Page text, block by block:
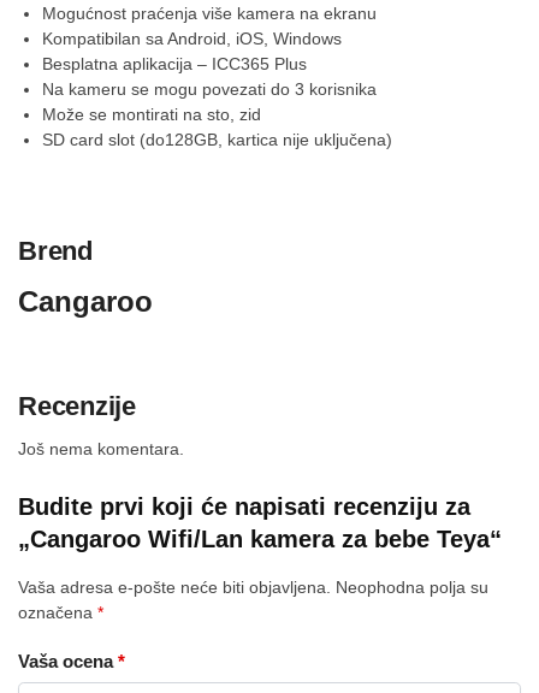
Mogućnost praćenja više kamera na ekranu
Kompatibilan sa Android, iOS, Windows
Besplatna aplikacija – ICC365 Plus
Na kameru se mogu povezati do 3 korisnika
Može se montirati na sto, zid
SD card slot (do128GB, kartica nije uključena)
Brend
Cangaroo
Recenzije
Još nema komentara.
Budite prvi koji će napisati recenziju za
„Cangaroo Wifi/Lan kamera za bebe Teya“
Vaša adresa e-pošte neće biti objavljena.
Neophodna polja su
označena *
Vaša ocena*